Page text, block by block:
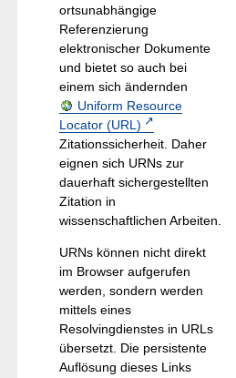
ortsunabhängige
Referenzierung
elektronischer Dokumente
und bietet so auch bei
einem sich ändernden
Uniform Resource
Locator (URL)
Zitationssicherheit. Daher
eignen sich URNs zur
dauerhaft sichergestellten
Zitation in
wissenschaftlichen Arbeiten.
URNs können nicht direkt
im Browser aufgerufen
werden, sondern werden
mittels eines
Resolvingdienstes in URLs
übersetzt. Die persistente
Auflösung dieses Links